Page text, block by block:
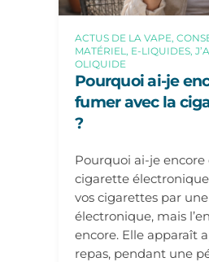
ACTUS DE LA VAPE,
MATÉRIEL, E-LIQUIDES,
OLIQUIDE
Pourquoi ai-je
fumer avec la
?
Pourquoi ai-je
cigarette
vos cigarettes par
électronique, mais
encore. Elle apparaît
repas, pendant une